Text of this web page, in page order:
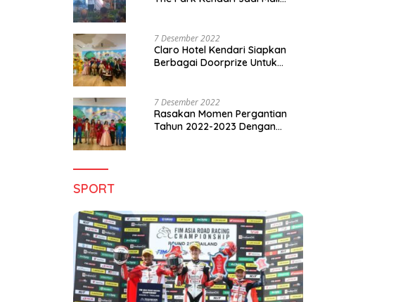
7 Desember 2022
Claro Hotel Kendari Siapkan
Berbagai Doorprize Untuk
7 Desember 2022
Rasakan Momen Pergantian
Tahun 2022-2023 Dengan
SPORT